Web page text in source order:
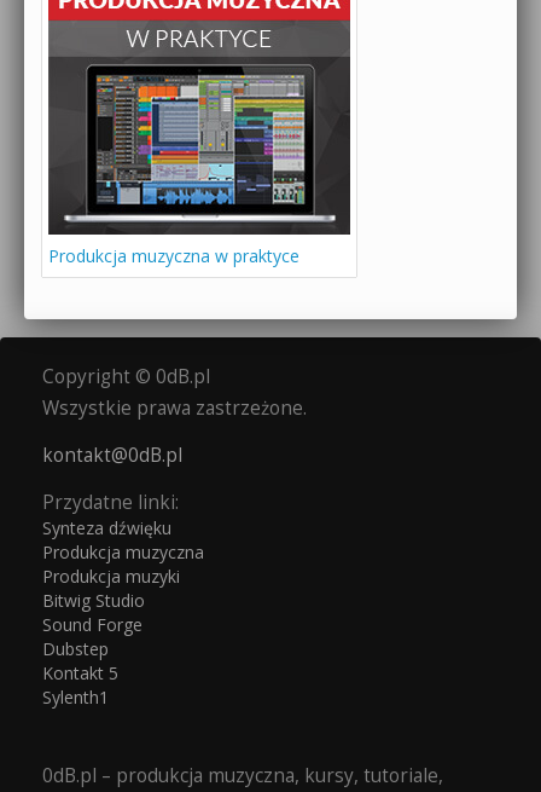
Produkcja muzyczna w praktyce
Copyright © 0dB.pl
Wszystkie prawa zastrzeżone.
kontakt@0dB.pl
Przydatne linki:
Synteza dźwięku
Produkcja muzyczna
Produkcja muzyki
Bitwig Studio
Sound Forge
Dubstep
Kontakt 5
Sylenth1
0dB.pl – produkcja muzyczna, kursy, tutoriale,